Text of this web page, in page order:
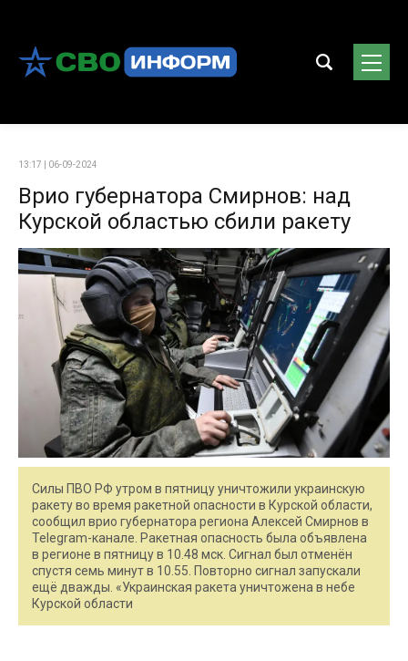
13:17 | 06-09-2024
Врио губернатора Смирнов: над
Курской областью сбили ракету
Силы ПВО РФ утром в пятницу уничтожили украинскую
ракету во время ракетной опасности в Курской области,
сообщил врио губернатора региона Алексей Смирнов в
Telegram-канале. Ракетная опасность была объявлена
в регионе в пятницу в 10.48 мск. Сигнал был отменён
спустя семь минут в 10.55. Повторно сигнал запускали
ещё дважды. «Украинская ракета уничтожена в небе
Курской области